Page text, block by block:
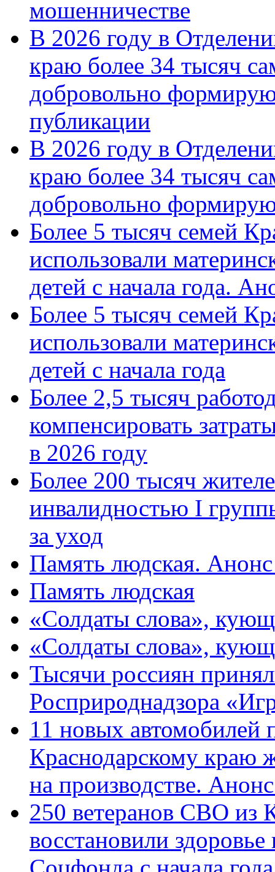
мошенничестве
В 2026 году в
краю более 34 тысяч
добровольно
публикации
В 2026 году в
краю более 34 тысяч
добровольно
Более 5 тысяч семей
использовали
детей с начала года.
Более 5 тысяч семей
использовали
детей с начала года
Более 2,5 тысяч
компенсировать
в 2026 году
Более 200 тысяч
инвалидностью I
за уход
Память людская.
Память людская
«Солдаты слова»,
«Солдаты слова»,
Тысячи россиян
Росприроднадзора
11 новых автомобилей
Краснодарскому краю
на производстве.
250 ветеранов СВО из
восстановили